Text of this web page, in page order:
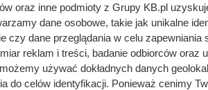
zapasy już latem
oraz inne podmioty z Grupy KB.pl
dane osobowe, takie jak unikalne
czy dane przeglądania w celu
reklam i treści, badanie odbiorców oraz
używać dokładnych danych
do celów identyfikacji. Ponieważ cenimy